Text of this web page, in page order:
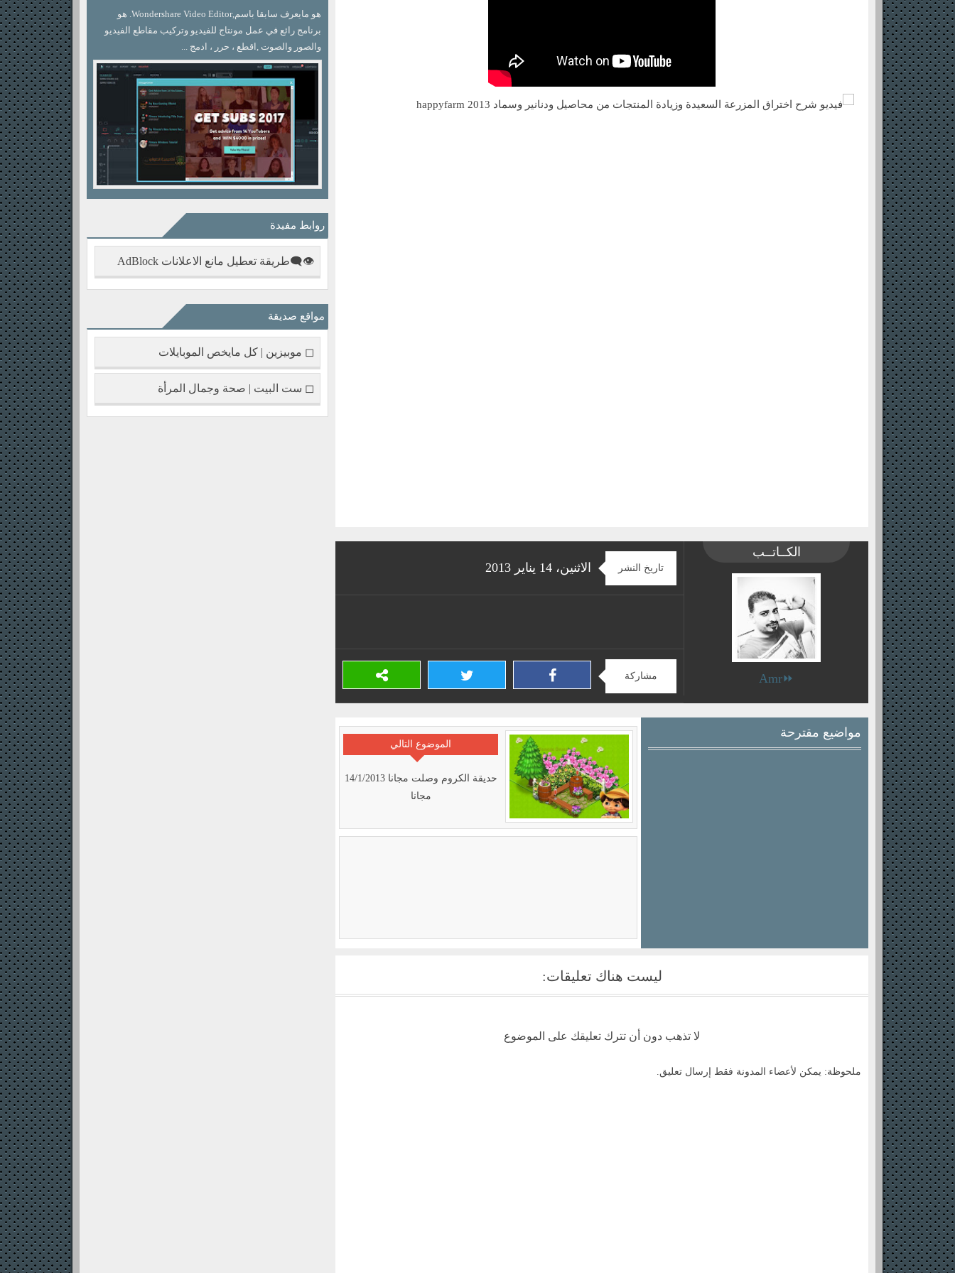
الكــاتــب
⏩Amr
تاريخ النشر الاثنين، 14 يناير 2013
مشاركة
مواضيع مقترحة
الموضوع التالي
حديقة الكروم وصلت مجانا 14/1/2013
مجانا
ليست هناك تعليقات:
لا تذهب دون أن تترك تعليقك على الموضوع
ملحوظة: يمكن لأعضاء المدونة فقط إرسال تعليق.
هو مايعرف سابقا باسم,Wondershare Video Editor. هو
برنامج رائع في عمل مونتاج للفيديو وتركيب مقاطع الفيديو
والصور والصوت ,اقطع ، حرر ، ادمج ...
روابط مفيدة
👁‍🗨طريقة تعطيل مانع الاعلانات AdBlock
مواقع صديقة
◻ موبيزين | كل مايخص الموبايلات
◻ ست البيت | صحة وجمال المرأة